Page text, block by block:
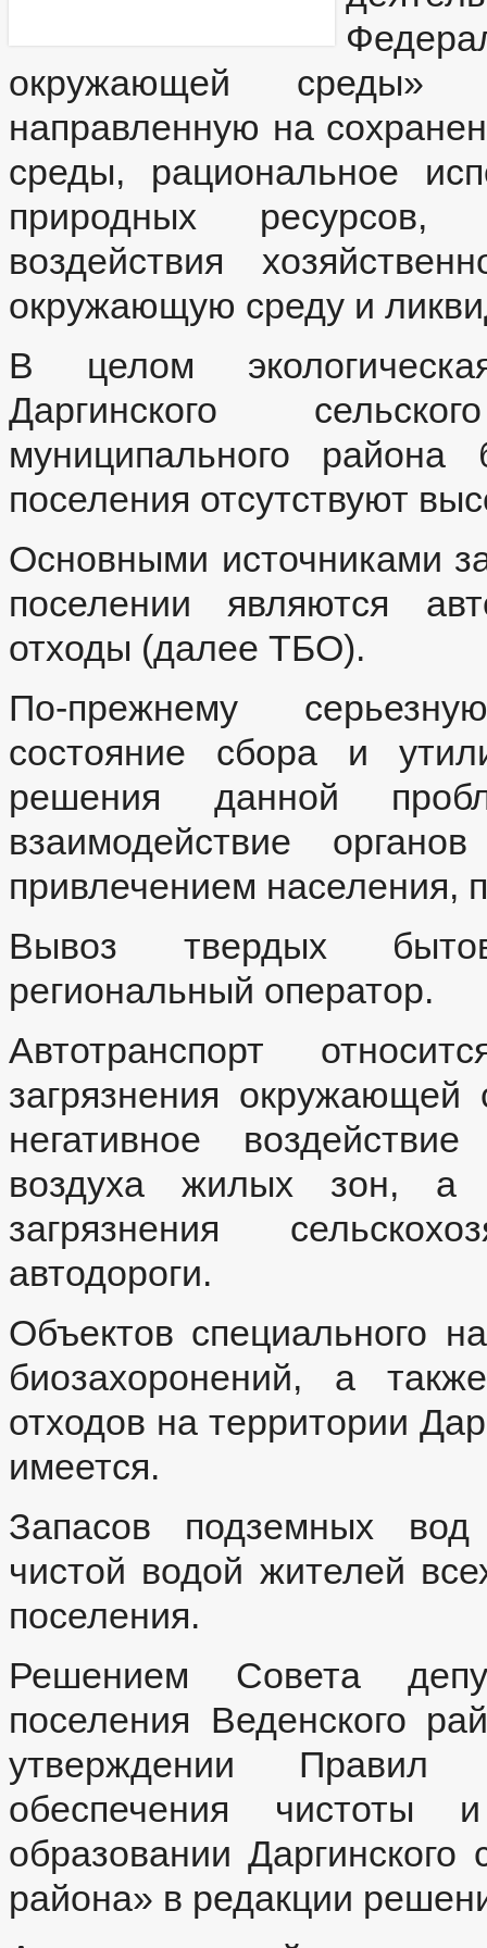
УСЛУГИ
МУНИЦИПАЛЬНЫЕ
НОРМАТИВНО-ПРАВОВЫЕ АКТЫ
ПРИЕМ ГРАЖДАН
ОБРАЩЕНИЕ К ГЛАВЕ
ИНТЕРНЕТ
ФОРМА ОБРАЩЕНИЙ И ЗАЯВЛЕНИЙ
окружающей среды»
направленную на
среды, рациональное
природных ресурсов,
воздействия
окружающую среду и
В целом
Даргинского
муниципального района
поселения отсутствуют
Основными источниками
поселении являются
отходы (далее ТБО).
По-прежнему
состояние сбора и
решения данной
взаимодействие
привлечением населения,
Вывоз твердых
региональный оператор.
Автотранспорт
загрязнения
негативное
воздуха жилых зон, а
загрязнения
автодороги.
Объектов специального
биозахоронений, а
отходов на территории
имеется.
Запасов подземных вод
чистой водой жителей
поселения.
Решением Совета
поселения Веденского
утверждении Правил
обеспечения чистоты
образовании Даргинского
района» в редакции